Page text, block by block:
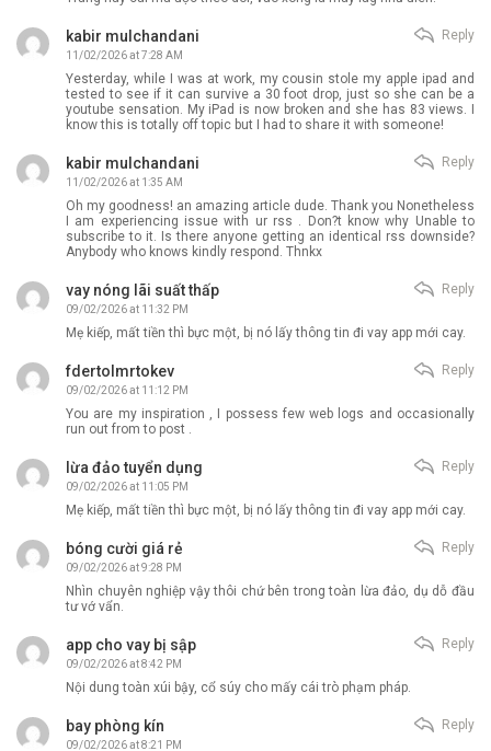
kabir mulchandani
11/02/2026 at 7:28 AM
Yesterday, while I was at work, my cousin stole my apple ipad and
tested to see if it can survive a 30 foot drop, just so she can be a
youtube sensation. My iPad is now broken and she has 83 views. I
know this is totally off topic but I had to share it with someone!
Reply
kabir mulchandani
11/02/2026 at 1:35 AM
Oh my goodness! an amazing article dude. Thank you Nonetheless
I am experiencing issue with ur rss . Don?t know why Unable to
subscribe to it. Is there anyone getting an identical rss downside?
Anybody who knows kindly respond. Thnkx
Reply
vay nóng lãi suất thấp
09/02/2026 at 11:32 PM
Mẹ kiếp, mất tiền thì bực một, bị nó lấy thông tin đi vay app mới cay.
Reply
fdertolmrtokev
09/02/2026 at 11:12 PM
You are my inspiration , I possess few web logs and occasionally
run out from to post .
Reply
lừa đảo tuyển dụng
09/02/2026 at 11:05 PM
Mẹ kiếp, mất tiền thì bực một, bị nó lấy thông tin đi vay app mới cay.
Reply
bóng cười giá rẻ
09/02/2026 at 9:28 PM
Nhìn chuyên nghiệp vậy thôi chứ bên trong toàn lừa đảo, dụ dỗ đầu
tư vớ vẩn.
Reply
app cho vay bị sập
09/02/2026 at 8:42 PM
Nội dung toàn xúi bậy, cổ súy cho mấy cái trò phạm pháp.
Reply
bay phòng kín
09/02/2026 at 8:21 PM
Reply